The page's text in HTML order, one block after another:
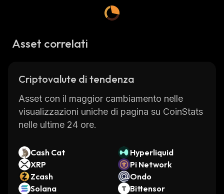
Asset correlati
Criptovalute di tendenza
Asset con il maggior cambiamento nelle
visualizzazioni uniche di pagina su CoinStats
nelle ultime 24 ore.
Cash Cat
Hyperliquid
XRP
Pi Network
Zcash
Ondo
Solana
Bittensor